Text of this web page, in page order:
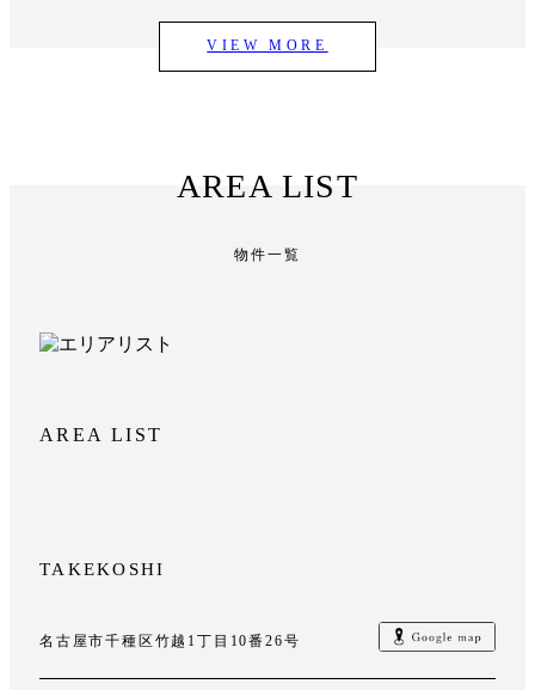
VIEW MORE
AREA LIST
物件一覧
AREA LIST
TAKEKOSHI
名古屋市千種区竹越1丁目10番26号